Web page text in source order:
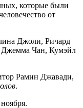
которые были
от
Джоли, Ричард
Джемма Чан, Кумэйл
Рамин Джавади,
.